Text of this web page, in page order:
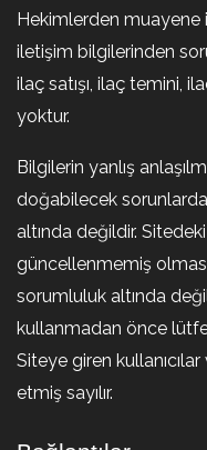
Hekimlerden muayene
iletişim bilgilerinden
ilaç satışı, ilaç temini,
yoktur.
Bilgilerin yanlış
doğabilecek
altında değildir.
güncellenmemiş
sorumluluk altında
kullanmadan önce
Siteye giren
etmiş sayılır.